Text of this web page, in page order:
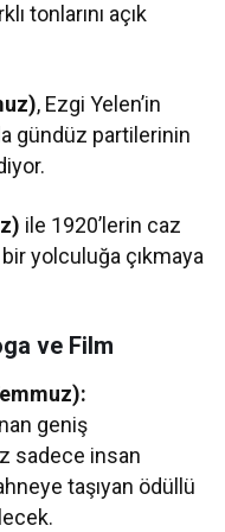
tonlarını açık
, Ezgi Yelen’in
gündüz partilerinin
ile 1920’lerin caz
yolculuğa çıkmaya
ve Film
geniş
sadece insan
taşıyan ödüllü